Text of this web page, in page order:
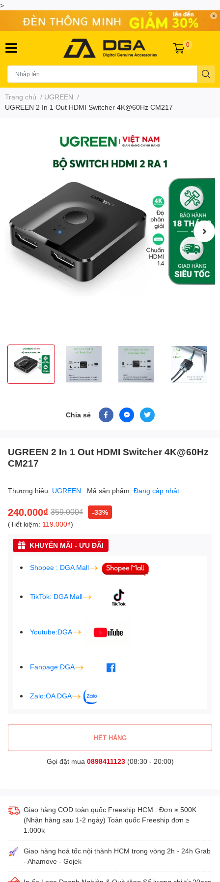
>
0
Trang chủ / UGREEN /
UGREEN 2 In 1 Out HDMI Switcher 4K@60Hz CM217
Chia sẻ
UGREEN 2 In 1 Out HDMI Switcher 4K@60Hz
CM217
Thương hiệu: UGREEN Mã sản phẩm: Đang cập nhật
240.000₫ 359.000₫
-33%
(Tiết kiệm: 119.000₫)
KHUYẾN MÃI - ƯU ĐÃI
Shopee : DGA Mall
TikTok: DGA Mall
Youtube:DGA
Fanpage:DGA
Zalo:OA DGA
HẾT HÀNG
Gọi đặt mua 0898411123(08:30 - 20:00)
Giao hàng COD toàn quốc Freeship HCM : Đơn ≥ 500K
(Nhận hàng sau 1-2 ngày) Toàn quốc Freeship đơn ≥
1.000k
Giao hàng hoả tốc nội thành HCM trong vòng 2h - 24h Grab
- Ahamove - Gojek